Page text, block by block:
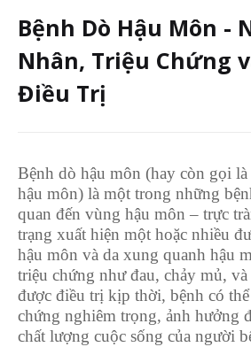
Bệnh Dò Hậu Môn -
Nhân, Triệu Chứng
Điều Trị
Bệnh dò hậu môn (hay còn gọi
hậu môn) là một trong những
quan đến vùng hậu môn – trực
trạng xuất hiện một hoặc nhiều
hậu môn và da xung quanh hậu
triệu chứng như đau, chảy mủ,
được điều trị kịp thời, bệnh có thể
chứng nghiêm trọng, ảnh hưởng
chất lượng cuộc sống của người